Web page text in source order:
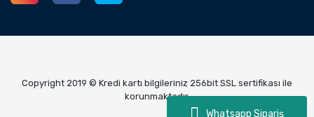
Whatsapp Sipariş
Copyright 2019 © Kredi kartı bilgileriniz 256bit SSL sertifikası ile
korunmaktadır.